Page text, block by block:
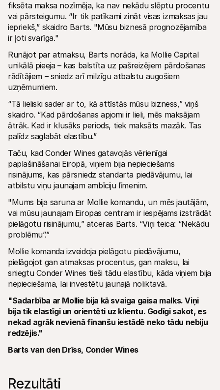
fiksēta maksa nozīmēja, ka nav nekādu slēptu procentu
vai pārsteigumu. “Ir tik patīkami zināt visas izmaksas jau
iepriekš,” skaidro Barts. "Mūsu biznesā prognozējamība
ir ļoti svarīga."
Runājot par atmaksu, Barts norāda, ka Mollie Capital
unikālā pieeja – kas balstīta uz pašreizējiem pārdošanas
rādītājiem – sniedz arī milzīgu atbalstu augošiem
uzņēmumiem.
“Tā lieliski sader ar to, kā attīstās mūsu bizness,” viņš
skaidro. “Kad pārdošanas apjomi ir lieli, mēs maksājam
ātrāk. Kad ir klusāks periods, tiek maksāts mazāk. Tas
palīdz saglabāt elastību.”
Taču, kad Conder Wines gatavojās vērienīgai
paplašināšanai Eiropā, viņiem bija nepieciešams
risinājums, kas pārsniedz standarta piedāvājumu, lai
atbilstu viņu jaunajam ambīciju līmenim.
"Mums bija saruna ar Mollie komandu, un mēs jautājām,
vai mūsu jaunajam Eiropas centram ir iespējams izstrādāt
pielāgotu risinājumu,” atceras Barts. “Viņi teica: “Nekādu
problēmu”.”
Mollie komanda izveidoja pielāgotu piedāvājumu,
pielāgojot gan atmaksas procentus, gan maksu, lai
sniegtu Conder Wines tieši tādu elastību, kāda viņiem bija
nepieciešama, lai investētu jaunajā noliktavā.
"Sadarbība ar Mollie bija kā svaiga gaisa malks. Viņi
bija tik elastīgi un orientēti uz klientu. Godīgi sakot, es
nekad agrāk nevienā finanšu iestādē neko tādu nebiju
redzējis."
Barts van den Drīss, Conder Wines
Rezultāti